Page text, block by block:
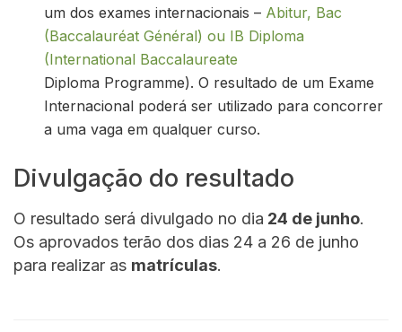
um dos exames internacionais – Abitur, Bac
(Baccalauréat Général) ou IB Diploma
(International Baccalaureate
Diploma Programme). O resultado de um Exame
Internacional poderá ser utilizado para concorrer
a uma vaga em qualquer curso.
Divulgação do resultado
O resultado será divulgado no dia 24 de junho.
Os aprovados terão dos dias 24 a 26 de junho
para realizar as matrículas.